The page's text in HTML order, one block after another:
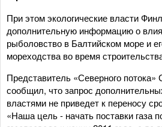
При этом экологические власти
дополнительную информацию о
рыболовство в Балтийском море и
мореходства во время
Представитель «Северного потока»
сообщил, что запрос
властями не приведет к переносу
«Наша цель - начать поставки газа